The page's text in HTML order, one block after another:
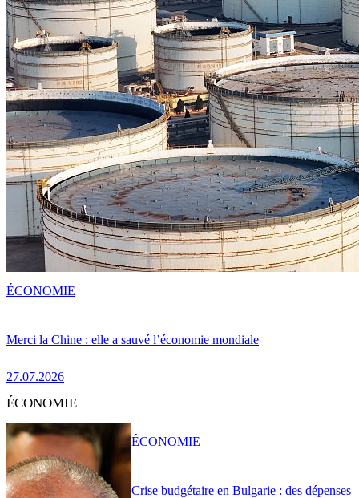
Merci la Chine : elle a sauvé l’économie mondiale
27.07.2026
ÉCONOMIE
ÉCONOMIE
Crise budgétaire en Bulgarie : des dépenses
ÉCONOMIE